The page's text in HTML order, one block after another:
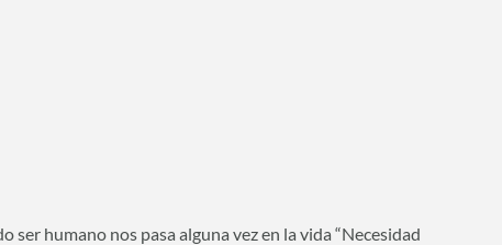
ser humano nos pasa alguna vez en la vida “Necesidad